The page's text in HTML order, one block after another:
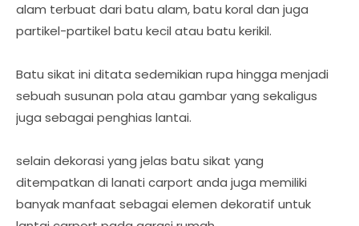
alam terbuat dari batu alam, batu koral dan juga
partikel-partikel batu kecil atau batu kerikil.
Batu sikat ini ditata sedemikian rupa hingga menjadi
sebuah susunan pola atau gambar yang sekaligus
juga sebagai penghias lantai.
selain dekorasi yang jelas batu sikat yang
ditempatkan di lanati carport anda juga memiliki
banyak manfaat sebagai elemen dekoratif untuk